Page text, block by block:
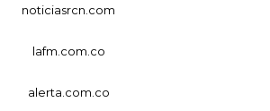
noticiasrcn.com
lafm.com.co
alerta.com.co